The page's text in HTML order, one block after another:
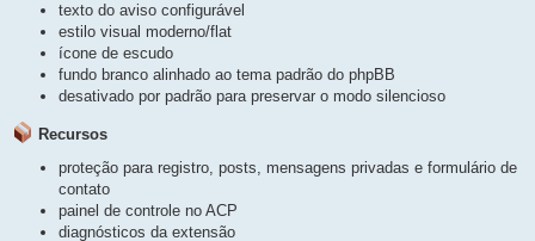
texto do aviso configurável
estilo visual moderno/flat
ícone de escudo
fundo branco alinhado ao tema padrão do phpBB
desativado por padrão para preservar o modo silencioso
Recursos
proteção para registro, posts, mensagens privadas e formulário de
contato
painel de controle no ACP
diagnósticos da extensão